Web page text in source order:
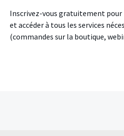
Inscrivez-vous gratuitement
et accéder à tous les services
(commandes sur la boutique,